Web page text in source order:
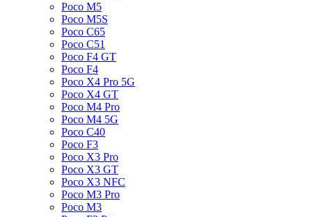
Poco M5
Poco M5S
Poco C65
Poco C51
Poco F4 GT
Poco F4
Poco X4 Pro 5G
Poco X4 GT
Poco M4 Pro
Poco M4 5G
Poco C40
Poco F3
Poco X3 Pro
Poco X3 GT
Poco X3 NFC
Poco M3 Pro
Poco M3